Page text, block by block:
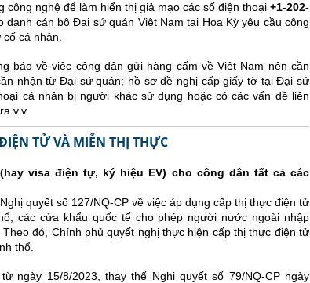
nghệ để làm hiển thị giả mạo các số điện thoại +1-202-
danh cán bộ Đại sứ quán Việt Nam tại Hoa Kỳ yêu cầu công
cá nhân.
báo về việc công dân gửi hàng cấm về Việt Nam nên cần
nhận từ Đại sứ quán; hồ sơ đề nghị cấp giấy tờ tại Đại sứ
cá nhân bị người khác sử dụng hoặc có các vấn đề liên
v.v.
TỬ VÀ MIỄN THỊ THỰC
visa điện tự, ký hiệu EV) cho công dân tất cả các
quyết số 127/NQ-CP về việc áp dụng cấp thị thực điện tử
các cửa khẩu quốc tế cho phép người nước ngoài nhập
đó, Chính phủ quyết nghị thực hiện cấp thị thực điện tử
thổ.
ngày 15/8/2023, thay thế Nghị quyết số 79/NQ-CP ngày